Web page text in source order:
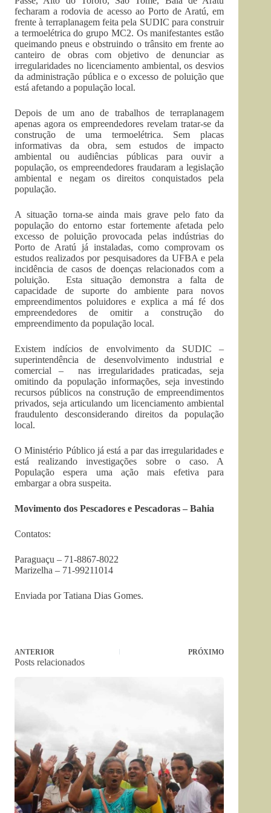
fecharam a rodovia de acesso ao Porto de Aratú, em
frente à terraplanagem feita pela SUDIC para construir
a termoelétrica do grupo MC2. Os manifestantes estão
queimando pneus e obstruindo o trânsito em frente ao
canteiro de obras com objetivo de denunciar as
irregularidades no licenciamento ambiental, os desvios
da administração pública e o excesso de poluição que
está afetando a população local.
Depois de um ano de trabalhos de terraplanagem
apenas agora os empreendedores revelam tratar-se da
construção de uma termoelétrica. Sem placas
informativas da obra, sem estudos de impacto
ambiental ou audiências públicas para ouvir a
população, os empreendedores fraudaram a legislação
ambiental e negam os direitos conquistados pela
população.
A situação torna-se ainda mais grave pelo fato da
população do entorno estar fortemente afetada pelo
excesso de poluição provocada pelas indústrias do
Porto de Aratú já instaladas, como comprovam os
estudos realizados por pesquisadores da UFBA e pela
incidência de casos de doenças relacionados com a
poluição. Esta situação demonstra a falta de
capacidade de suporte do ambiente para novos
empreendimentos poluidores e explica a má fé dos
empreendedores de omitir a construção do
empreendimento da população local.
Existem indícios de envolvimento da SUDIC –
superintendência de desenvolvimento industrial e
comercial – nas irregularidades praticadas, seja
omitindo da população informações, seja investindo
recursos públicos na construção de empreendimentos
privados, seja articulando um licenciamento ambiental
fraudulento desconsiderando direitos da população
local.
O Ministério Público já está a par das irregularidades e
está realizando investigações sobre o caso. A
População espera uma ação mais efetiva para
embargar a obra suspeita.
Movimento dos Pescadores e Pescadoras – Bahia
Contatos:
Paraguaçu – 71-8867-8022
Marizelha – 71-99211014
Enviada por Tatiana Dias Gomes.
ANTERIOR PRÓXIMO
Posts relacionados